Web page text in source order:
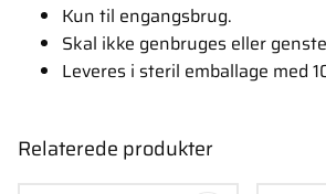
Kun til engangsbrug.
Skal ikke genbruges eller
Leveres i steril emballage med
Relaterede produkter